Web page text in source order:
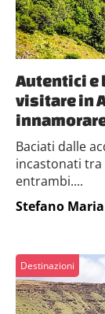
Autentici e
visitare in
Baciati dalle
incastonati tra
entrambi....
Stefano
Destinazioni